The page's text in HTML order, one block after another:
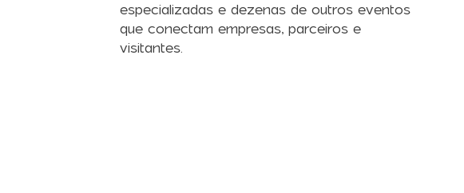
especializadas e dezenas de outros eventos
que conectam empresas, parceiros e
visitantes.